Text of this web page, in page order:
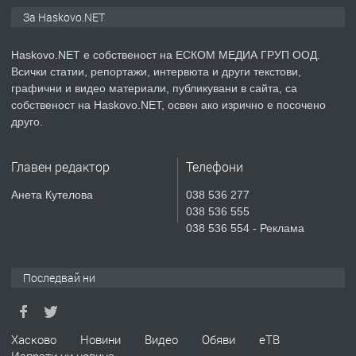
преди 4 дни
ПРЕДЛАГА
Продавам парцел в гр. Хасково кв.
СГЛОБЯВАНЕ НА МЕБЕЛИ.
апартамент под наем в кв.
За Haskovo.NET
Haskovo.NET е собственост на ЕСКОМ МЕДИА ГРУП ООД.
Всички статии, репортажи, интервюта и други текстови,
графични и видео материали, публикувани в сайта, са
собственост на Haskovo.NET, освен ако изрично е посочено
друго.
Главен редактор
Анета Кутелова
Телефони
038 536 277
038 536 555
038 536 554 - Реклама
Последвай ни
Хасково Новини Видео Обяви
еТВ